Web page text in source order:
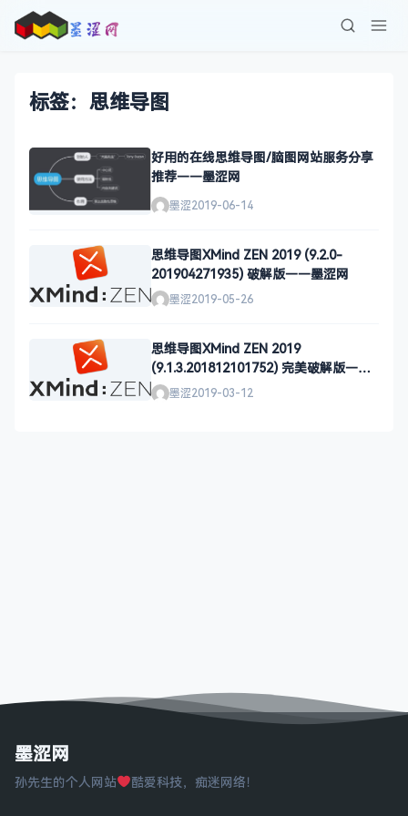
标签：思维导图
好用的在线思维导图/脑图网站服务分享
推荐——墨涩网
墨涩2019-06-14
思维导图XMind ZEN 2019 (9.2.0-
201904271935) 破解版——墨涩网
墨涩2019-05-26
思维导图XMind ZEN 2019
(9.1.3.201812101752) 完美破解版——
墨涩网
墨涩2019-03-12
墨涩网
孙先生的个人网站 酷爱科技，痴迷网络！